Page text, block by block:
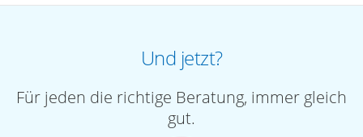
Und jetzt?
Für jeden die richtige Beratung, immer gleich
gut.